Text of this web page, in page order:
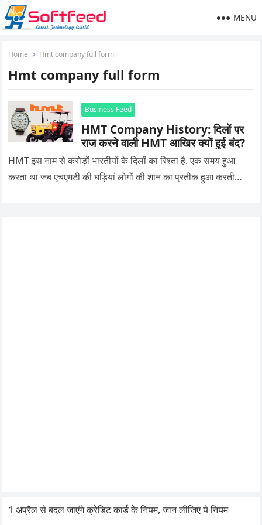
MENU
Home Hmt company full form
Hmt company full form
Business Feed
HMT Company History: दिलों पर
राज करने वाली HMT आखिर क्यों हुई बंद?
HMT इस नाम से करोड़ों भारतीयों के दिलों का रिश्ता है. एक समय हुआ
करता था जब एचएमटी की घड़ियां लोगों की शान का प्रतीक हुआ करती…
1 अप्रैल से बदल जाएंगे क्रेडिट कार्ड के नियम, जान लीजिए ये नियम